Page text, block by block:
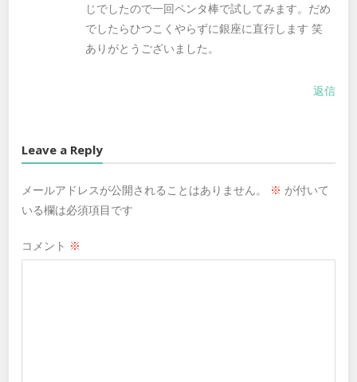
じでしたので一回ペンタ棒で試してみます。だめ
でしたらひつこくやらずに銀座に直行します 笑
ありがとうございました。
返信
Leave a Reply
メールアドレスが公開されることはありません。 ※ が付いて
いる欄は必須項目です
コメント ※